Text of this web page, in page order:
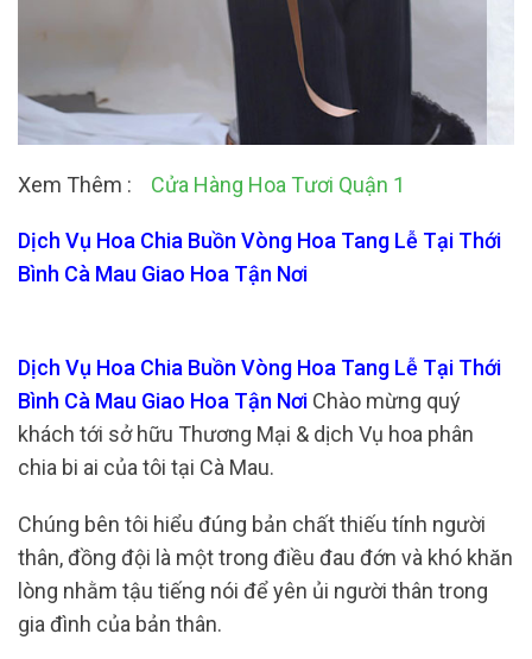
Xem Thêm : Cửa Hàng Hoa Tươi Quận 1
Dịch Vụ Hoa Chia Buồn Vòng Hoa Tang Lễ Tại Thới
Bình Cà Mau Giao Hoa Tận Nơi
Dịch Vụ Hoa Chia Buồn Vòng Hoa Tang Lễ Tại Thới
Bình Cà Mau Giao Hoa Tận Nơi Chào mừng quý
khách tới sở hữu Thương Mại & dịch Vụ hoa phân
chia bi ai của tôi tại Cà Mau.
Chúng bên tôi hiểu đúng bản chất thiếu tính người
thân, đồng đội là một trong điều đau đớn và khó khăn
lòng nhằm tậu tiếng nói để yên ủi người thân trong
gia đình của bản thân.